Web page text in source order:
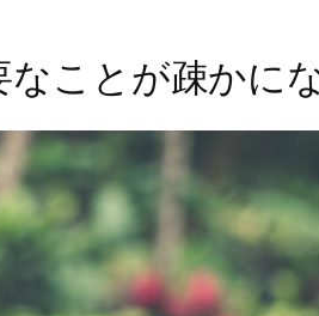
ことが疎かに